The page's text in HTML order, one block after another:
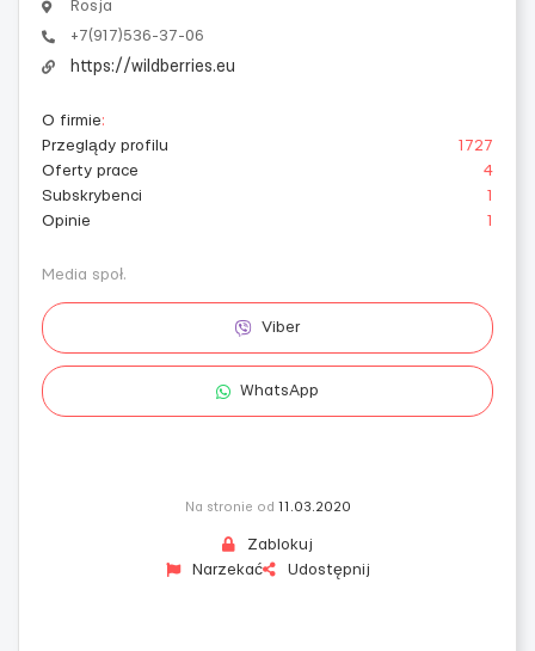
Rosja
+7(917)536-37-06
https://wildberries.eu
O firmie:
Przeglądy profilu
1727
Oferty prace
4
Subskrybenci
1
Opinie
1
Media społ.
Viber
WhatsApp
Na stronie od 11.03.2020
Zablokuj
Narzekać
Udostępnij